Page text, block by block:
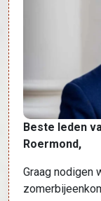
Beste leden
Roermond,
Graag nodigen